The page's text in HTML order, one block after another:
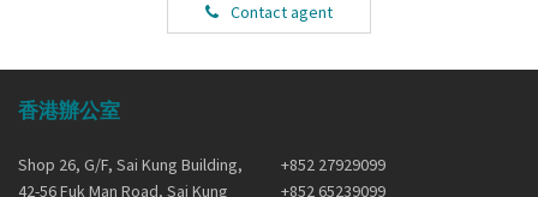
Contact agent
香港辦公室
Shop 26, G/F, Sai Kung Building,
42-56 Fuk Man Road, Sai Kung
+852 27929099
+852 65239099